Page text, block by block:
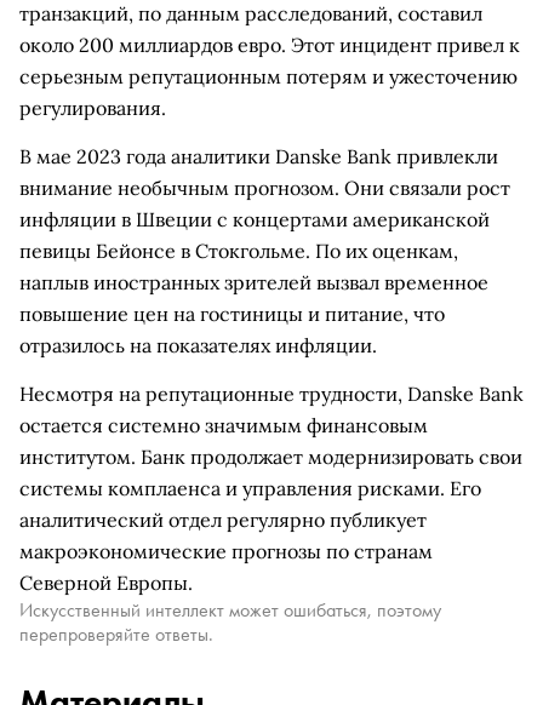
транзакций, по данным расследований, составил
около 200 миллиардов евро. Этот инцидент привел к
серьезным репутационным потерям и ужесточению
регулирования.
В мае 2023 года аналитики Danske Bank привлекли
внимание необычным прогнозом. Они связали рост
инфляции в Швеции с концертами американской
певицы Бейонсе в Стокгольме. По их оценкам,
наплыв иностранных зрителей вызвал временное
повышение цен на гостиницы и питание, что
отразилось на показателях инфляции.
Несмотря на репутационные трудности, Danske Bank
остается системно значимым финансовым
институтом. Банк продолжает модернизировать свои
системы комплаенса и управления рисками. Его
аналитический отдел регулярно публикует
макроэкономические прогнозы по странам
Северной Европы.
Искусственный интеллект может ошибаться, поэтому
перепроверяйте ответы.